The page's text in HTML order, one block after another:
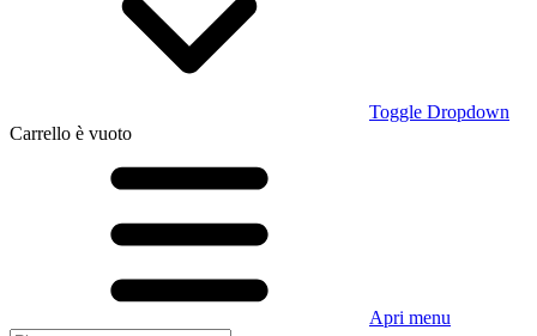
Toggle Dropdown
Carrello è vuoto
Apri menu